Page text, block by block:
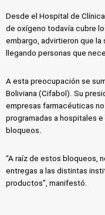
Desde el Hospital de
de oxígeno todavía cubre
embargo, advirtieron que la
llegando personas que
A esta preocupación se
Boliviana (Cifabol). Su
empresas farmacéuticas
programadas a hospitales
bloqueos.
“A raíz de estos bloqueos,
entregas a las distintas
productos”, manifestó.